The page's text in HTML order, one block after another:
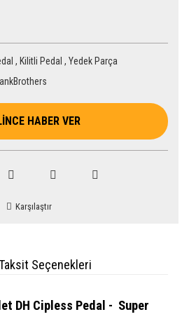
, Kilitli Pedal ,Yedek Parça
HABER VER
Karşılaştır
Seçenekleri
DH Cipless Pedal - Super